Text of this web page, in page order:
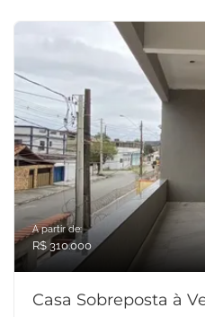
A partir de:
R$ 310.000
Casa Sobreposta à